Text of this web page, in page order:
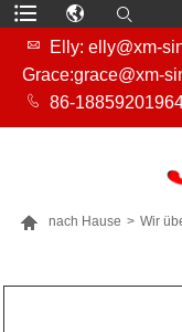

Elly: elly@xm-
Grace:grace@xm-
 86-
 nach Hause > Wir